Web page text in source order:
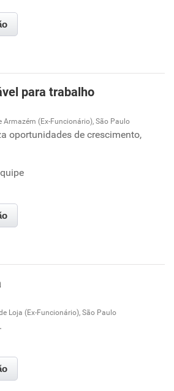
empresa
diretoria
para trabalho
familiar
Armazém (Ex-Funcionário), São Paulo
oportunidades de crescimento,
Loja (Ex-Funcionário), São Paulo